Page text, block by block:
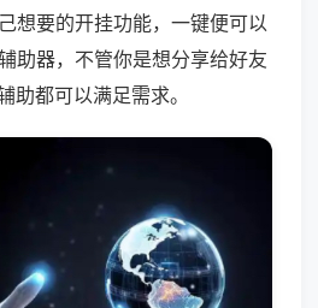
想要的开挂功能，一键便可以
助器，不管你是想分享给好友
助都可以满足需求。